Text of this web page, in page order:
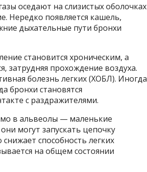
оседают на слизистых оболочках
Нередко появляется кашель,
дыхательные пути бронхи
становится хроническим, а
затрудняя прохождение воздуха.
болезнь легких (ХОБЛ). Иногда
бронхи становятся
с раздражителями.
в альвеолы — маленькие
могут запускать цепочку
способность легких
на общем состоянии